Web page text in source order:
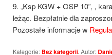
9. „Ksp KGW + OSP 10”, ,
leżąc. Bezpłatnie dla
Pozostałe informacje w
Kategorie: Bez kategorii. Autor: